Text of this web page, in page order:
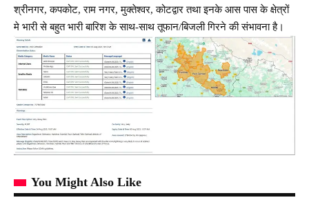
श्रीनगर, कपकोट, राम नगर, मुक्तेश्वर, कोटद्वार तथा इनके आस पास के क्षेत्रों
मे भारी से बहुत भारी बारिश के साथ-साथ तूफान/बिजली गिरने की संभावना है।
You Might Also Like